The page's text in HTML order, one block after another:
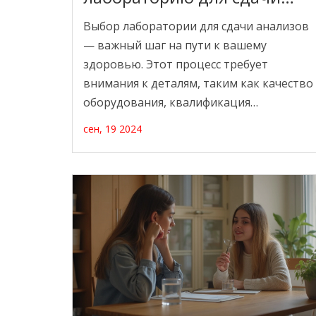
анализов
Выбор лаборатории для сдачи анализов
— важный шаг на пути к вашему
здоровью. Этот процесс требует
внимания к деталям, таким как качество
оборудования, квалификация
выборе лаборатории, а также даны
советы, как найти надежное
учреждение. Узнайте, как обеспечить
точность и надежность ваших анализов.
сен, 19 2024